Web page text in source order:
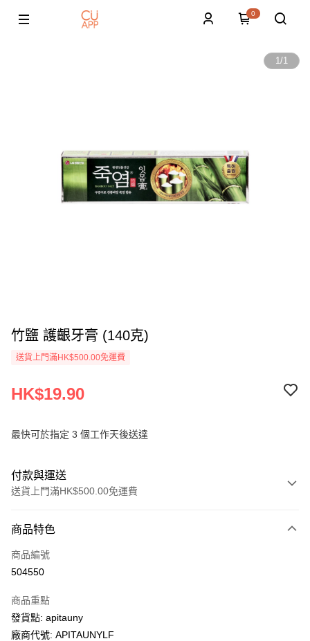
0
1/1
竹鹽 護齦牙膏 (140克)
送貨上門滿HK$500.00免運費
HK$19.90
最快可於指定 3 個工作天後送達
付款與運送
送貨上門滿HK$500.00免運費
信用卡
AlipayHK
WeChat Pay
商品特色
商品編號
504550
商品重點
發貨點: apitauny
廠商代號: APITAUNYLF